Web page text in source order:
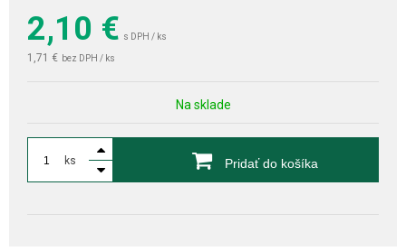
2,10 € s DPH / ks
1,71 € bez DPH / ks
Na sklade
ks Pridať do košíka